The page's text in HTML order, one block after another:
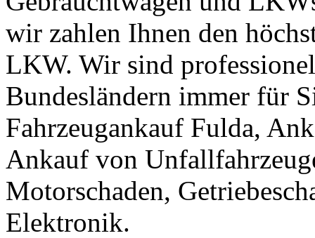
wir zahlen Ihnen den
LKW. Wir sind
Bundesländern immer für
Fahrzeugankauf Fulda,
Ankauf von
Motorschaden,
Elektronik.